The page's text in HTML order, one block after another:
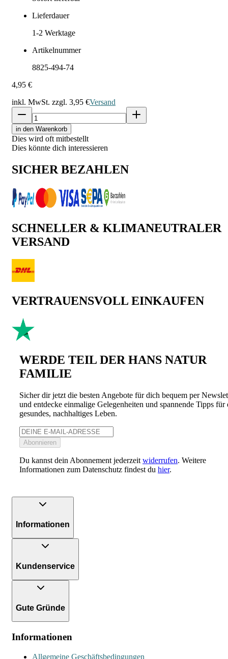
Lieferdauer
1-2 Werktage
Artikelnummer
8825-494-74
4,95 €
inkl. MwSt. zzgl. 3,95 €Versand
in den Warenkorb
Dies wird oft mitbestellt
Dies könnte dich interessieren
SICHER BEZAHLEN
SCHNELLER & KLIMANEUTRALER
VERSAND
VERTRAUENSVOLL EINKAUFEN
WERDE TEIL DER HANS NATUR
FAMILIE
Sicher dir jetzt die besten Angebote für dich bequem per
und entdecke einmalige Gelegenheiten und spannende Tipps für
gesundes, nachhaltiges Leben.
Abonnieren
Du kannst dein Abonnement jederzeit widerrufen. Weitere
Informationen zum Datenschutz findest du hier.
Informationen
Kundenservice
Gute Gründe
Informationen
Allgemeine Geschäftsbedingungen